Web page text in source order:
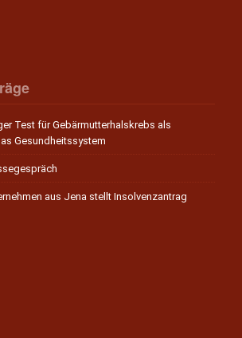
Test für Gebärmutterhalskrebs als
Gesundheitssystem
aus Jena stellt Insolvenzantrag